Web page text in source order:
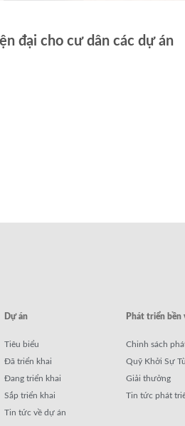
đại cho cư dân các dự án
Dự án
Tiêu biểu
Đã triển khai
Đang triển khai
Sắp triển khai
Tin tức về dự án
Phát triển bền
Chinh sách
Quỹ Khởi Sự
Giải thưởng
Tin tức phát